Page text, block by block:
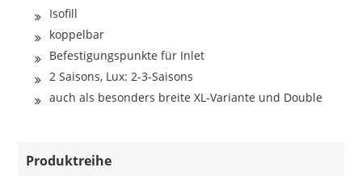
Isofill
koppelbar
Befestigungspunkte für Inlet
2 Saisons, Lux: 2-3-Saisons
auch als besonders breite XL-Variante und Double
Produktreihe